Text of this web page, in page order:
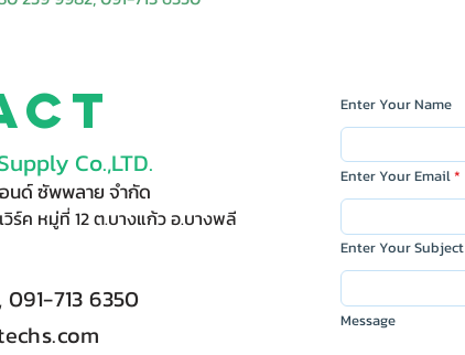
Co.,LTD.
อนด์ ซัพพลาย จำกัด
ร์ค หมู่ที่ 12 ต.บางแก้ว อ.บางพลี
091-713 6350
Enter Your Name
Enter Your Email
Enter Your Subject
Message